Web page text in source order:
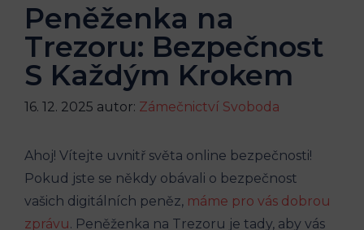
Peněženka na
Trezoru: Bezpečnost
S Každým Krokem
16. 12. 2025 autor: Zámečnictví Svoboda
Ahoj! Vítejte uvnitř světa online bezpečnosti!
Pokud jste se někdy obávali o bezpečnost
vašich digitálních peněz, máme pro vás dobrou
zprávu. Peněženka na Trezoru je tady, aby vás